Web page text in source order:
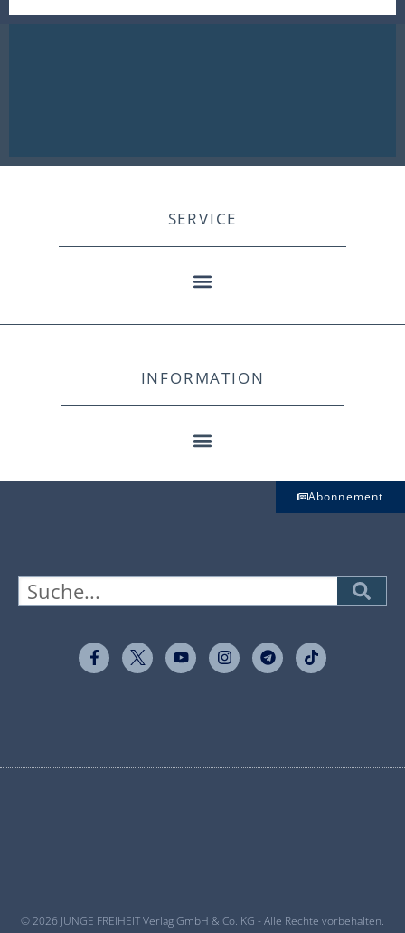
SERVICE
INFORMATION
Abonnement
© 2026 JUNGE FREIHEIT Verlag GmbH & Co. KG - Alle Rechte vorbehalten.